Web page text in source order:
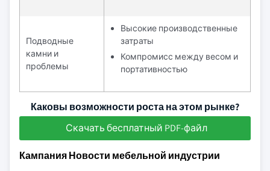
Подводные
камни и
проблемы
Высокие производственные
затраты
Компромисс между весом и
портативностью
Каковы возможности роста на этом рынке?
Скачать бесплатный PDF-файл
Кампания Новости мебельной индустрии